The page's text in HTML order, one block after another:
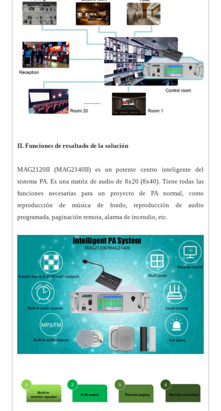
II. Funciones de resaltado de la solución
MAG2120II (MAG2140II) es un potente centro inteligente del
sistema PA. Es una matriz de audio de 8x20 (8x40). Tiene todas las
funciones necesarias para un proyecto de PA normal, como
reproducción de música de fondo, reproducción de audio
programada, paginación remota, alarma de incendio, etc.